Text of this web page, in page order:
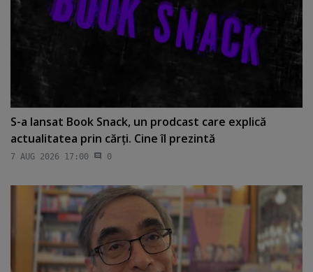
S-a lansat Book Snack, un prodcast care explică
actualitatea prin cărţi. Cine îl prezintă
7 AUG 2026 17:00 0